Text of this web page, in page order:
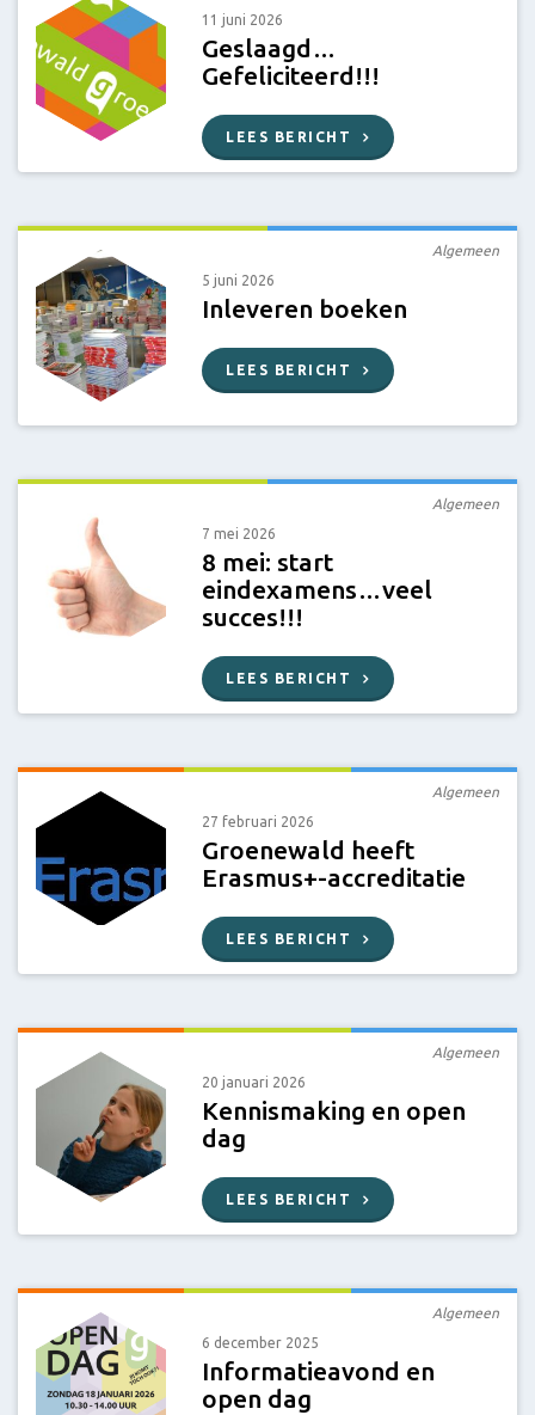
11 juni 2026
Geslaagd…
Gefeliciteerd!!!
LEES BERICHT
Algemeen
5 juni 2026
Inleveren boeken
LEES BERICHT
Algemeen
7 mei 2026
8 mei: start
eindexamens…veel
succes!!!
LEES BERICHT
Algemeen
27 februari 2026
Groenewald heeft
Erasmus+-accreditatie
LEES BERICHT
Algemeen
20 januari 2026
Kennismaking en open
dag
LEES BERICHT
Algemeen
6 december 2025
Informatieavond en
open dag